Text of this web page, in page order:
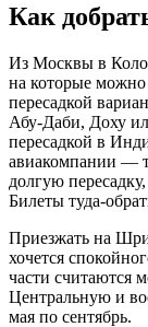
Как
Из Москвы в
на которые можно
пересадкой
Абу-Даби, Доху
пересадкой в
авиакомпании —
долгую
Билеты туда-
Приезжать на
хочется
части считаются
Центральную и
мая по сентябрь.